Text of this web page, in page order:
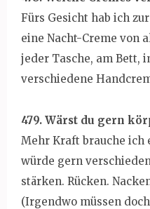
Fürs Gesicht hab ich
eine Nacht-Creme von
jeder Tasche, am Bett,
verschiedene
479. Wärst du gern
Mehr Kraft brauche
würde gern
stärken. Rücken.
(Irgendwo müssen